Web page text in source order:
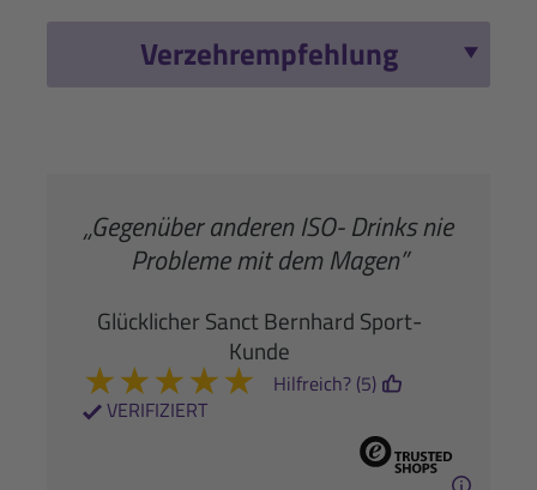
Verzehrempfehlung
„Gegenüber anderen ISO- Drinks nie
Probleme mit dem Magen”
Glücklicher Sanct Bernhard Sport-
Kunde
★★★★★
VERIFIZIERT
Hilfreich? (5)